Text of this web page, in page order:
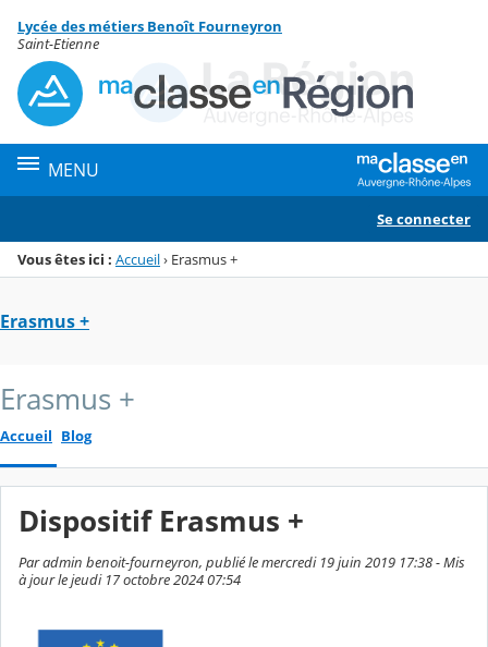
Menu de la rubrique
Contenu
Lycée des métiers Benoît Fourneyron
Saint-Etienne
MENU
Se connecter
Vous êtes ici : Accueil› Erasmus +
Erasmus +
Erasmus +
Accueil Blog
Dispositif Erasmus +
Par admin benoit-fourneyron, publié le mercredi 19 juin 2019 17:38 - Mis
à jour le jeudi 17 octobre 2024 07:54